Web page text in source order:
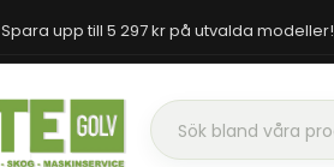
upp till 5 297 kr på utvalda modeller!